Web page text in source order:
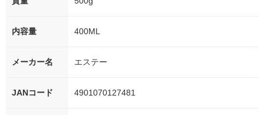
内容量 400ML
メーカー名 エステー
JANコード 4901070127481